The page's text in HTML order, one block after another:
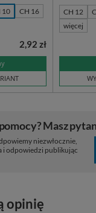
10
CH 16
2,92 zł
CH 12
więcej
Masz
niezwłocznie,
i odpowiedzi publikując
opinię